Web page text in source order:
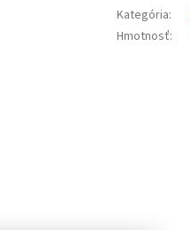
Kategória:
Hmotnosť: